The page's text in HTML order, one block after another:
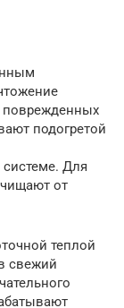
поврежденных
подогретой
системе. Для
от
теплой
свежий